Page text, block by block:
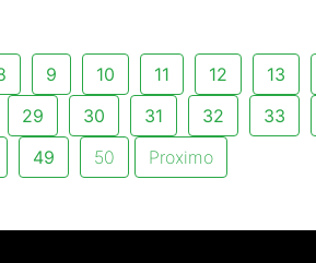
9 10 11 12 13
29 30 31 32 33
49 50 Proximo